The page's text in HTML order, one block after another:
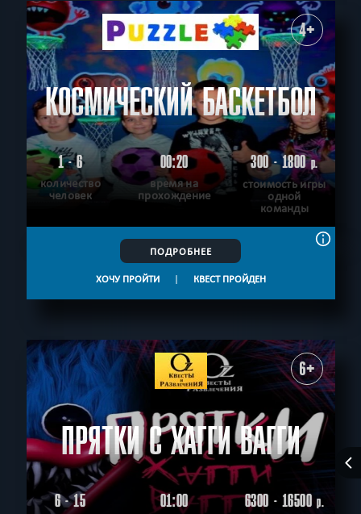
4+
КОСМИЧЕСКИЙ БАСКЕТБОЛ
1 - 6
количество
человек
00:20
время на
прохождение
300 - 1800р.
стоимость игры
одной
команды
ПОДРОБНЕЕ
ХОЧУ ПРОЙТИ | КВЕСТ ПРОЙДЕН
6+
ПРЯТКИ С ХАГГИ ВАГГИ
6 - 15 01:00 6300 - 16500р.